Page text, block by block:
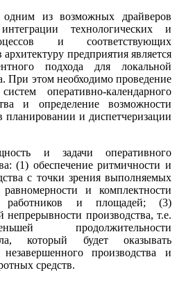
из возможных драйверов
технологических и
и соответствующих
предприятия является
подхода для локальной
При этом необходимо проведение
оперативно-календарного
и определение возможности
планировании и диспетчеризации
и задачи оперативного
(1) обеспечение ритмичности и
с точки зрения выполняемых
и комплектности
работников и площадей; (3)
непрерывности производства, т.е.
продолжительности
который будет оказывать
производства и
средств.